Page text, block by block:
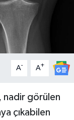
A- A+
nadir görülen
çıkabilen